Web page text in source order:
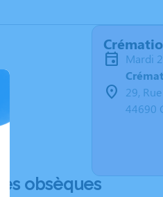
29,
44690
obsèques